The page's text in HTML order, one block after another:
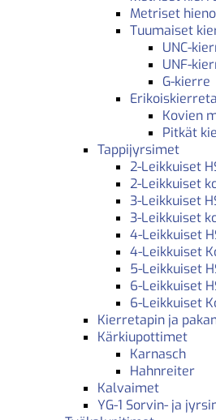
Metriset
Tuumaiset
UNC-
UNF-
G-kierre
Kovien
Pitkät
Tappijyrsimet
2-Leikkuiset
2-Leikkuiset
3-Leikkuiset
3-Leikkuiset
4-Leikkuiset
4-Leikkuiset
5-Leikkuiset
6-Leikkuiset
6-Leikkuiset
Kierretapin ja
Kärkiupottimet
Karnasch
Hahnreiter
Kalvaimet
YG-1 Sorvin- ja